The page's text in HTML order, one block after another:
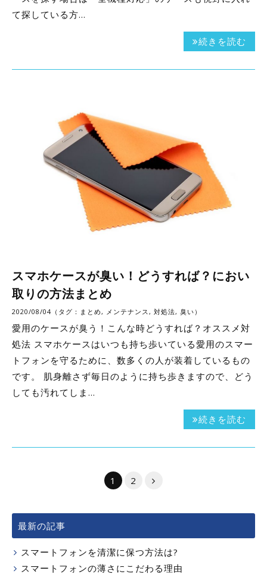
て探している方…
続きを読む
スマホケースが臭い！どうすれば？におい
取りの方法まとめ
2020/08/04（タグ： まとめ, メンテナンス , 対処法, 臭い ）
愛用のケースが臭う！こんな時どうすれば？オススメ対
処法 スマホケースはいつも持ち歩いている愛用のスマー
トフォンを守るために、数多くの人が装着しているもの
です。 肌身離さず毎日のように持ち歩きますので、どう
しても汚れてしま…
続きを読む
1 2
最新の記事
スマートフォンを清潔に保つ方法は?
スマートフォンの薄さにこだわる理由